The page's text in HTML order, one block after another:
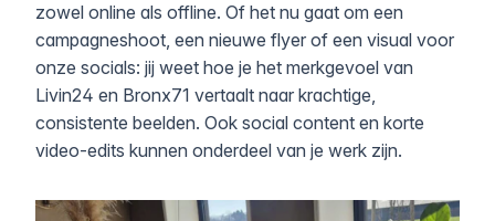
zowel online als offline. Of het nu gaat om een
campagneshoot, een nieuwe flyer of een visual voor
onze socials: jij weet hoe je het merkgevoel van
Livin24 en Bronx71 vertaalt naar krachtige,
consistente beelden. Ook social content en korte
video-edits kunnen onderdeel van je werk zijn.